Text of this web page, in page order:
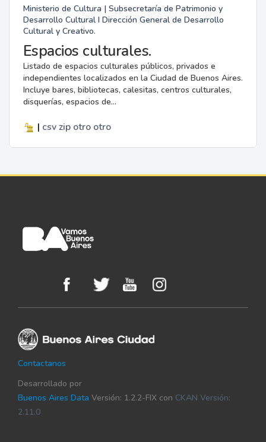
Ministerio de Cultura | Subsecretaría de Patrimonio y
Desarrollo Cultural I Dirección General de Desarrollo
Cultural y Creativo.
Espacios culturales.
Listado de espacios culturales públicos, privados e
independientes localizados en la Ciudad de Buenos Aires.
Incluye bares, bibliotecas, calesitas, centros culturales,
disquerías, espacios de...
| csv zip otro otro
Contactanos
Desarrollado por
Buenos Aires Data Versión: 1.2.2-FIX con CKAN Versión:
2.11.0